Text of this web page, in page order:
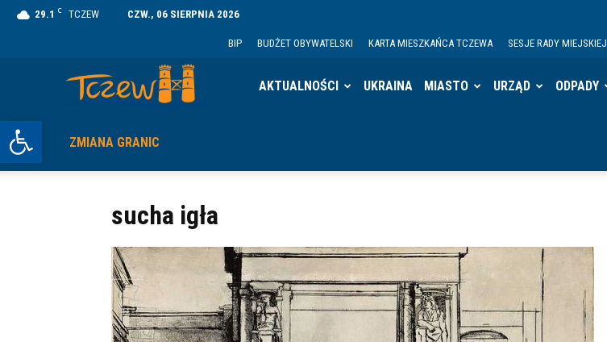
Otwórz pasek narzędzi
29.1 C TCZEW CZW., 06 SIERPNIA 2026
BIP BUDŻET OBYWATELSKI KARTA MIESZKAŃCA TCZEWA SESJE RADY MIEJSKIEJ
AKTUALNOŚCI UKRAINA MIASTO URZĄD ODPADY
ZMIANA GRANIC
sucha igła